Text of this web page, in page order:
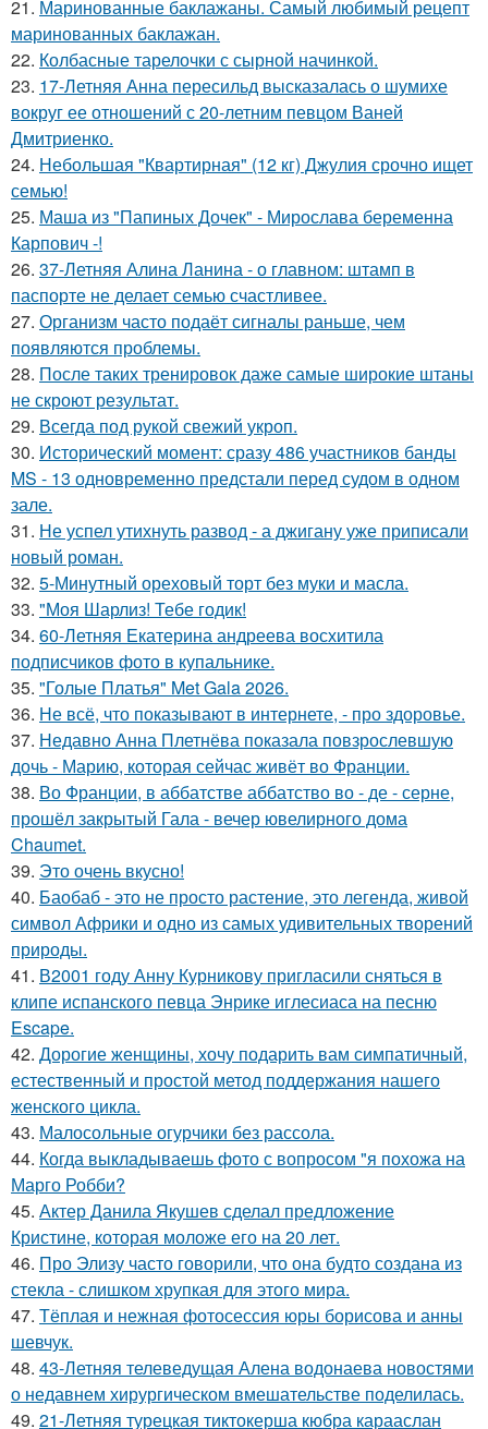
21. Маринованные баклажаны. Самый любимый рецепт
маринованных баклажан.
22. Колбасные тарелочки с сырной начинкой.
23. 17-Летняя Анна пересильд высказалась о шумихе
вокруг ее отношений с 20-летним певцом Ваней
Дмитриенко.
24. Небольшая "Квартирная" (12 кг) Джулия срочно ищет
семью!
25. Маша из "Папиных Дочек" - Мирослава беременна
Карпович -!
26. 37-Летняя Алина Ланина - о главном: штамп в
паспорте не делает семью счастливее.
27. Организм часто подаёт сигналы раньше, чем
появляются проблемы.
28. После таких тренировок даже самые широкие штаны
не скроют результат.
29. Всегда под рукой свежий укроп.
30. Исторический момент: сразу 486 участников банды
MS - 13 одновременно предстали перед судом в одном
зале.
31. Не успел утихнуть развод - а джигану уже приписали
новый роман.
32. 5-Минутный ореховый торт без муки и масла.
33. "Моя Шарлиз! Тебе годик!
34. 60-Летняя Екатерина андреева восхитила
подписчиков фото в купальнике.
35. "Голые Платья" Met Gala 2026.
36. Не всё, что показывают в интернете, - про здоровье.
37. Недавно Анна Плетнёва показала повзрослевшую
дочь - Марию, которая сейчас живёт во Франции.
38. Во Франции, в аббатстве аббатство во - де - серне,
прошёл закрытый Гала - вечер ювелирного дома
Chaumet.
39. Это очень вкусно!
40. Баобаб - это не просто растение, это легенда, живой
символ Африки и одно из самых удивительных творений
природы.
41. В2001 году Анну Курникову пригласили сняться в
клипе испанского певца Энрике иглесиаса на песню
Escape.
42. Дорогие женщины, хочу подарить вам симпатичный,
естественный и простой метод поддержания нашего
женского цикла.
43. Малосольные огурчики без рассола.
44. Когда выкладываешь фото с вопросом "я похожа на
Марго Робби?
45. Актер Данила Якушев сделал предложение
Кристине, которая моложе его на 20 лет.
46. Про Элизу часто говорили, что она будто создана из
стекла - слишком хрупкая для этого мира.
47. Тёплая и нежная фотосессия юры борисова и анны
шевчук.
48. 43-Летняя телеведущая Алена водонаева новостями
о недавнем хирургическом вмешательстве поделилась.
49. 21-Летняя турецкая тиктокерша кюбра карааслан